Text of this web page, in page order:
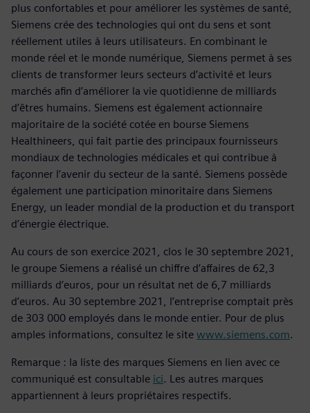
plus confortables et pour améliorer les systèmes de santé,
Siemens crée des technologies qui ont du sens et sont
réellement utiles à leurs utilisateurs. En combinant le
monde réel et le monde numérique, Siemens permet à ses
clients de transformer leurs secteurs d’activité et leurs
marchés afin d’améliorer la vie quotidienne de milliards
d’êtres humains. Siemens est également actionnaire
majoritaire de la société cotée en bourse Siemens
Healthineers, qui fait partie des principaux fournisseurs
mondiaux de technologies médicales et qui contribue à
façonner l’avenir du secteur de la santé. Siemens possède
également une participation minoritaire dans Siemens
Energy, un leader mondial de la production et du transport
d’énergie électrique.
Au cours de son exercice 2021, clos le 30 septembre 2021,
le groupe Siemens a réalisé un chiffre d’affaires de 62,3
milliards d’euros, pour un résultat net de 6,7 milliards
d’euros. Au 30 septembre 2021, l’entreprise comptait près
de 303 000 employés dans le monde entier. Pour de plus
amples informations, consultez le site www.siemens.com.
Remarque : la liste des marques Siemens en lien avec ce
communiqué est consultable ici. Les autres marques
appartiennent à leurs propriétaires respectifs.